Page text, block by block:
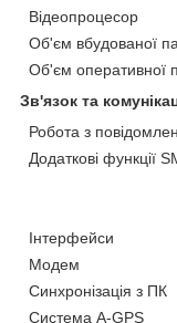
Відеопроцесор
Об'єм вбудованої
Об'єм оперативної
Зв'язок та
Робота з
Додаткові функції
Інтерфейси
Модем
Синхронізація з ПК
Система A-GPS